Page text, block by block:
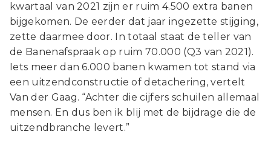
kwartaal van 2021 zijn er ruim 4.500 extra banen
bijgekomen. De eerder dat jaar ingezette stijging,
zette daarmee door. In totaal staat de teller van
de Banenafspraak op ruim 70.000 (Q3 van 2021).
Iets meer dan 6.000 banen kwamen tot stand via
een uitzendconstructie of detachering, vertelt
Van der Gaag. “Achter die cijfers schuilen allemaal
mensen. En dus ben ik blij met de bijdrage die de
uitzendbranche levert.”